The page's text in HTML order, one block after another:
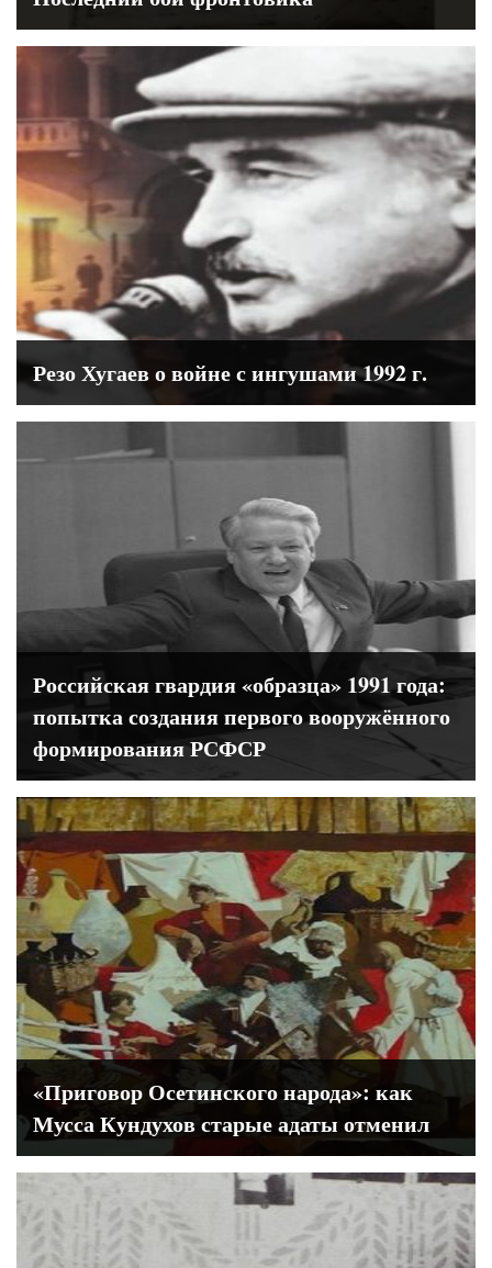
Резо Хугаев о войне с ингушами 1992 г.
Российская гвардия «образца» 1991 года:
попытка создания первого вооружённого
формирования РСФСР
«Приговор Осетинского народа»: как
Мусса Кундухов старые адаты отменил